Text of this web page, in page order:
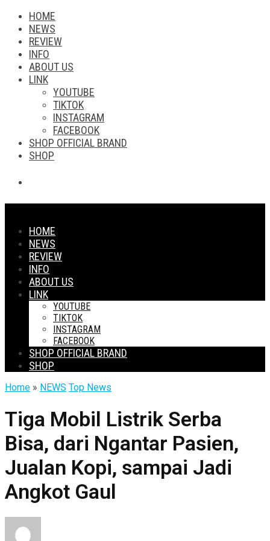
HOME
NEWS
REVIEW
INFO
ABOUT US
LINK
YOUTUBE
TIKTOK
INSTAGRAM
FACEBOOK
SHOP OFFICIAL BRAND
SHOP
HOME
NEWS
REVIEW
INFO
ABOUT US
LINK
YOUTUBE
TIKTOK
INSTAGRAM
FACEBOOK
SHOP OFFICIAL BRAND
SHOP
Home » NEWS Top News
Tiga Mobil Listrik Serba
Bisa, dari Ngantar Pasien,
Jualan Kopi, sampai Jadi
Angkot Gaul